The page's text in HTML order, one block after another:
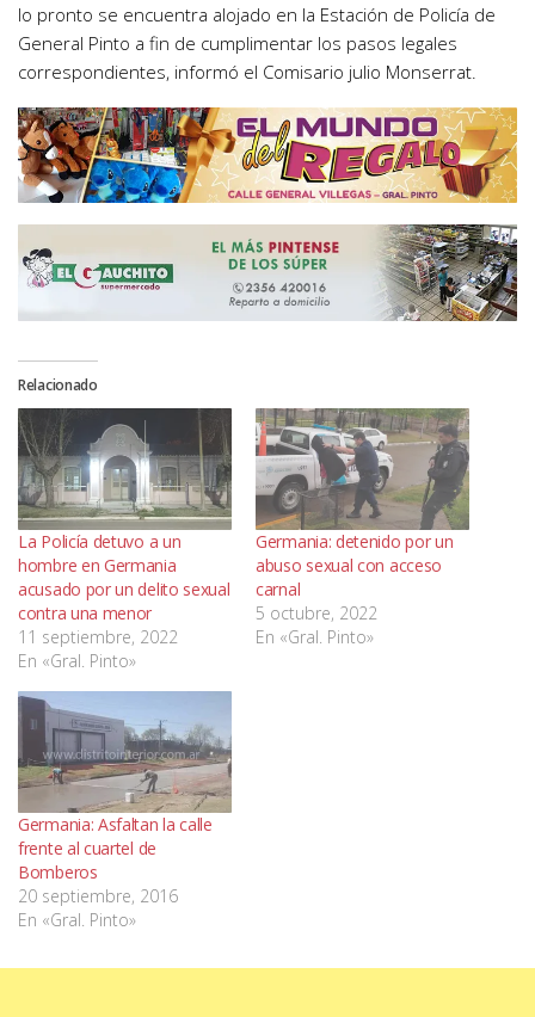
lo pronto se encuentra alojado en la Estación de Policía de
General Pinto a fin de cumplimentar los pasos legales
correspondientes, informó el Comisario julio Monserrat.
Relacionado
La Policía detuvo a un
hombre en Germania
acusado por un delito sexual
contra una menor
11 septiembre, 2022
En «Gral. Pinto»
Germania: detenido por un
abuso sexual con acceso
carnal
5 octubre, 2022
En «Gral. Pinto»
Germania: Asfaltan la calle
frente al cuartel de
Bomberos
20 septiembre, 2016
En «Gral. Pinto»